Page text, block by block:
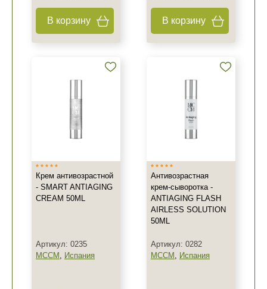
В корзину В корзину
Крем антивозрастной
- SMART ANTIAGING
CREAM 50ML
Артикул: 0235
MCCM , Испания
Антивозрастная
крем-сыворотка -
ANTIAGING FLASH
AIRLESS SOLUTION
50ML
Артикул: 0282
MCCM , Испания